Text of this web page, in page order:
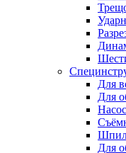
Для
Для
Для